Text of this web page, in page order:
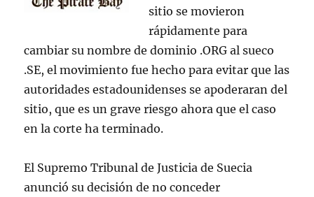
sitio se movieron
rápidamente para
cambiar su nombre de dominio .ORG al sueco
.SE, el movimiento fue hecho para evitar que las
autoridades estadounidenses se apoderaran del
sitio, que es un grave riesgo ahora que el caso
en la corte ha terminado.
El Supremo Tribunal de Justicia de Suecia
anunció su decisión de no conceder